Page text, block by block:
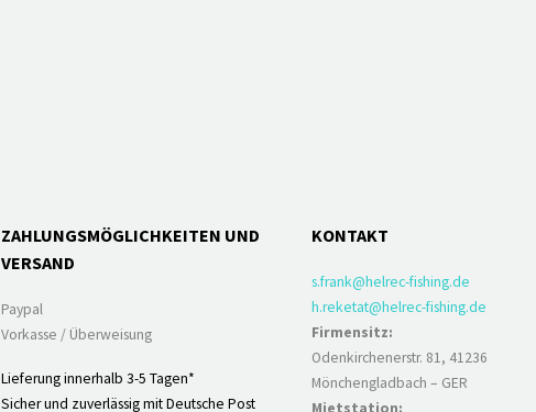
ZAHLUNGSMÖGLICHKEITEN UND
VERSAND
Paypal
Vorkasse / Überweisung
Lieferung innerhalb 3-5 Tagen*
Sicher und zuverlässig mit Deutsche Post
KONTAKT
s.frank@helrec-fishing.de
h.reketat@helrec-fishing.de
Firmensitz:
Odenkirchenerstr. 81, 41236
Mönchengladbach – GER
Mietstation: